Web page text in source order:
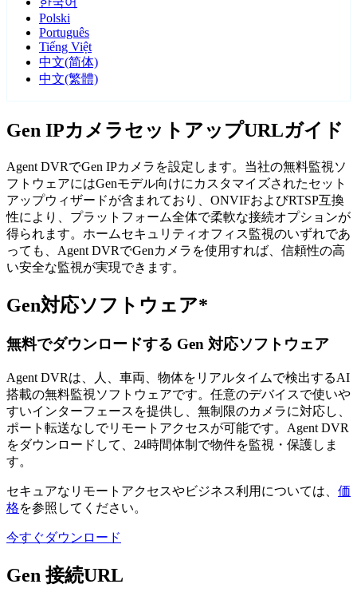
Polski
Português
Tiếng Việt
中文(简体)
中文(繁體)
Gen IPカメラセットアップURLガイド
Agent DVRでGen IPカメラを設定します。当社の無料監視ソ
フトウェアにはGenモデル向けにカスタマイズされたセット
アップウィザードが含まれており、ONVIFおよびRTSP互換
性により、プラットフォーム全体で柔軟な接続オプションが
得られます。ホームセキュリティオフィス監視のいずれであ
っても、Agent DVRでGenカメラを使用すれば、信頼性の高
い安全な監視が実現できます。
Gen対応ソフトウェア*
無料でダウンロードする Gen 対応ソフトウェア
Agent DVRは、人、車両、物体をリアルタイムで検出するAI
搭載の無料監視ソフトウェアです。任意のデバイスで使いや
すいインターフェースを提供し、無制限のカメラに対応し、
ポート転送なしでリモートアクセスが可能です。Agent DVR
をダウンロードして、24時間体制で物件を監視・保護しま
す。
セキュアなリモートアクセスやビジネス利用については、 価
格を参照してください。
今すぐダウンロード
Gen 接続URL